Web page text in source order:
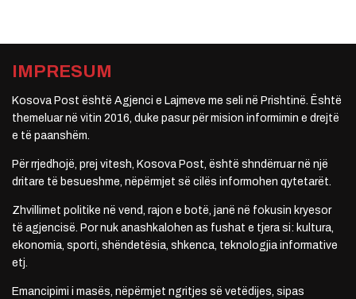
IMPRESUM
Kosova Post është Agjenci e Lajmeve me seli në Prishtinë. Është
themeluar në vitin 2016, duke pasur për mision informimin e drejtë
e të paanshëm.
Për rrjedhojë, prej vitesh, Kosova Post, është shndërruar në një
dritare të besueshme, nëpërmjet së cilës informohen qytetarët.
Zhvillimet politike në vend, rajon e botë, janë në fokusin kryesor
të agjencisë. Por nuk anashkalohen as fushat e tjera si: kultura,
ekonomia, sporti, shëndetësia, shkenca, teknologjia informative
etj.
Emancipimi i masës, nëpërmjet ngritjes së vetëdijes, sipas